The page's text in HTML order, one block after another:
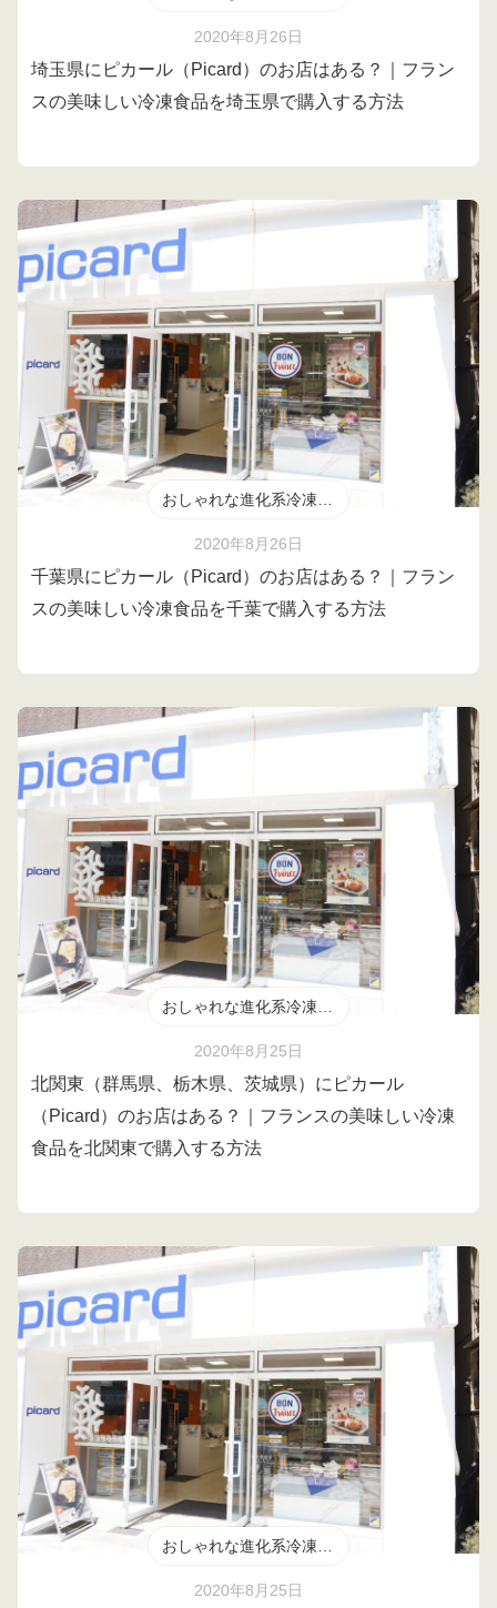
2020年8月26日
埼玉県にピカール（Picard）のお店はある？｜フラン
スの美味しい冷凍食品を埼玉県で購入する方法
おしゃれな進化系冷凍食品
2020年8月26日
千葉県にピカール（Picard）のお店はある？｜フラン
スの美味しい冷凍食品を千葉で購入する方法
おしゃれな進化系冷凍食品
2020年8月25日
北関東（群馬県、栃木県、茨城県）にピカール
（Picard）のお店はある？｜フランスの美味しい冷凍
食品を北関東で購入する方法
おしゃれな進化系冷凍食品
2020年8月25日